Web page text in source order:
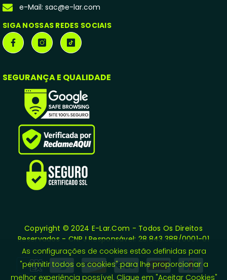
e-Mail: sac@e-lar.com
SIGA NOSSAS REDES SOCIAIS
SEGURANÇA E QUALIDADE
Copyright © 2024 E-Lar.com - Todos Os Direitos
Reservados - CNPJ Responsável: 28.843.388/0001-01
Formas
de
As configurações de cookies estão definidas para
"permitir todos os cookies" para lhe proporcionar a
melhor experiência possível. Clique em "Aceitar Cookies"